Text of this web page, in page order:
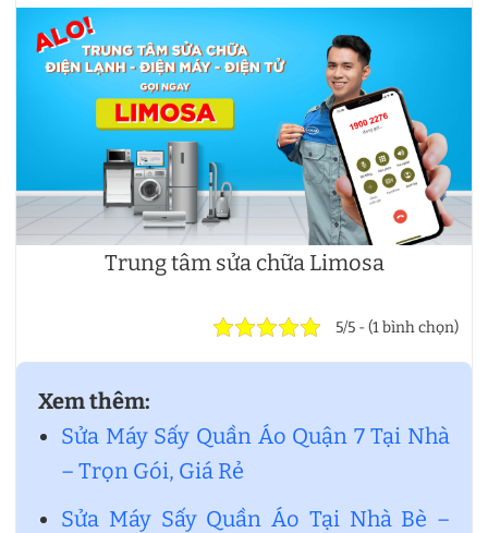
Trung tâm sửa chữa Limosa
5/5 - (1 bình chọn)
Xem thêm:
Sửa Máy Sấy Quần Áo Quận 7 Tại Nhà
– Trọn Gói, Giá Rẻ
Sửa Máy Sấy Quần Áo Tại Nhà Bè –